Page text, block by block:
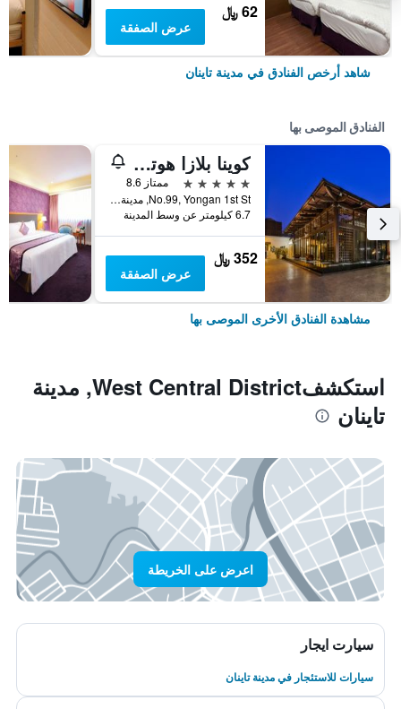
62 ﷼
عرض الصفقة
شاهد أرخص الفنادق في مدينة تاينان
الفنادق الموصى بها
كوينا بلازا هوتل تاينان
5 نجوم
ممتاز 8.6
No.99, Yongan 1st St, مدينة تاينان, تايوان
6.7 كيلومتر عن وسط المدينة
352 ﷼
عرض الصفقة
مشاهدة الفنادق الأخرى الموصى بها
استكشفWest Central District, مدينة
تاينان
اعرض على الخريطة
سيارت ايجار
سيارات للاستئجار في مدينة تاينان